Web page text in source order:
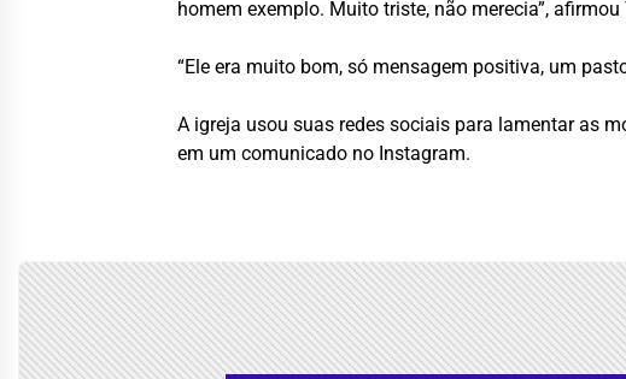
homem exemplo. Muito triste, não merecia”,
“Ele era muito bom, só mensagem positiva, um
A igreja usou suas redes sociais para lamentar as
em um comunicado no Instagram.